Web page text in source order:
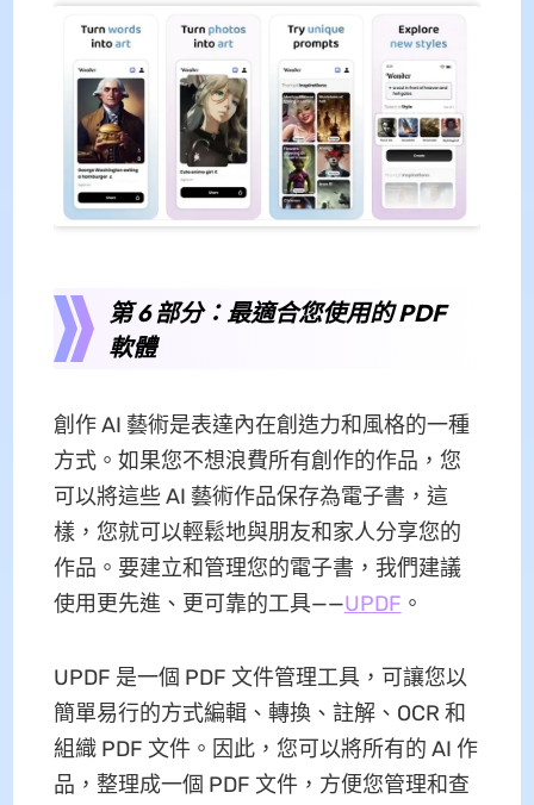
第 6 部分：最適合您使用的 PDF
軟體
創作 AI 藝術是表達內在創造力和風格的一種
方式。如果您不想浪費所有創作的作品，您
可以將這些 AI 藝術作品保存為電子書，這
樣，您就可以輕鬆地與朋友和家人分享您的
作品。要建立和管理您的電子書，我們建議
使用更先進、更可靠的工具——UPDF 。
UPDF 是一個 PDF 文件管理工具，可讓您以
簡單易行的方式編輯、轉換、註解、OCR 和
組織 PDF 文件。因此，您可以將所有的 AI 作
品，整理成一個 PDF 文件，方便您管理和查